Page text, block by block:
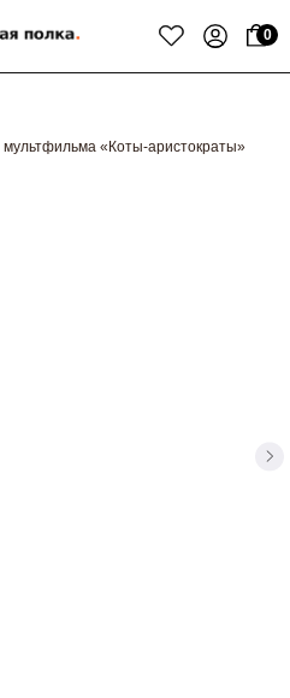
0
«Коты-аристократы»